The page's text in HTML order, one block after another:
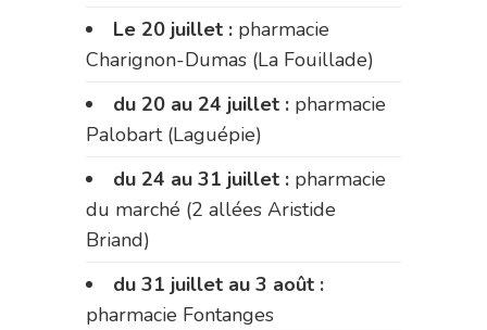
Le 20 juillet : pharmacie
Charignon-Dumas (La Fouillade)
du 20 au 24 juillet : pharmacie
Palobart (Laguépie)
du 24 au 31 juillet : pharmacie
du marché (2 allées Aristide
Briand)
du 31 juillet au 3 août :
pharmacie Fontanges